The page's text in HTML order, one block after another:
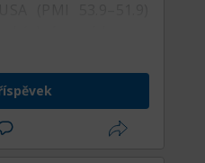
červencového
tradeři redukovat
hodnotám
P/E > 20x). Ačkoli